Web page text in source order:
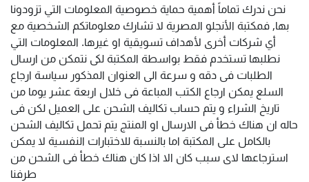
نحن ندرك تماماً أهمية حماية خصوصية المعلومات التي تزودونا
بها, فمكتبة الأنجلو المصرية لا تشارك معلوماتكم الشخصية مع
أي شركات أخرى لأهداف تسويقية او غيرها. المعلومات التي
نطلبها تستخدم فقط بواسطة المكتبة لكى نتمكن من ارسال
الطلبات فى دقه و سرعة الى العنوان المذكور سياسة ارجاع
السلع يمكن ارجاع الكتب المباعة فى خلال اربعة عشر يوما من
تاريخ الشراء و يتم حساب تكاليف الشحن على العميل لكن فى
حاله ان هناك خطأ فى الارسال او المنتج يتم تحمل تكاليف الشحن
بالكامل على المكتبة اما بالنسبة للاختبارات النفسية لا يمكن
استرجاعها لاى سبب كان الا اذا كان هناك خطأ فى الشحن من
طرفنا